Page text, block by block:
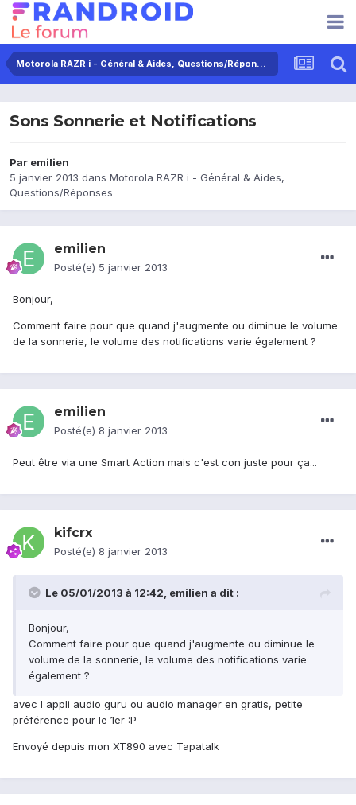
Motorola RAZR i - Général & Aides, Questions/Réponses
Sons Sonnerie et Notifications
Par emilien
5 janvier 2013 dans Motorola RAZR i - Général & Aides,
Questions/Réponses
emilien
Posté(e) 5 janvier 2013
Bonjour,
Comment faire pour que quand j'augmente ou diminue le volume
de la sonnerie, le volume des notifications varie également ?
emilien
Posté(e) 8 janvier 2013
Peut être via une Smart Action mais c'est con juste pour ça...
kifcrx
Posté(e) 8 janvier 2013
Le 05/01/2013 à 12:42, emilien a dit :
Bonjour,
Comment faire pour que quand j'augmente ou diminue le
volume de la sonnerie, le volume des notifications varie
également ?
avec l appli audio guru ou audio manager en gratis, petite
préférence pour le 1er :P
Envoyé depuis mon XT890 avec Tapatalk